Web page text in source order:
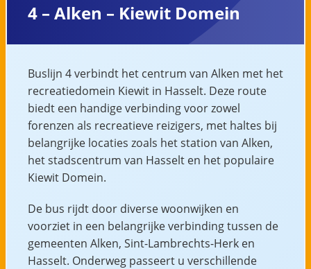
4 – Alken – Kiewit Domein
Buslijn 4 verbindt het centrum van Alken met het
recreatiedomein Kiewit in Hasselt. Deze route
biedt een handige verbinding voor zowel
forenzen als recreatieve reizigers, met haltes bij
belangrijke locaties zoals het station van Alken,
het stadscentrum van Hasselt en het populaire
Kiewit Domein.
De bus rijdt door diverse woonwijken en
voorziet in een belangrijke verbinding tussen de
gemeenten Alken, Sint-Lambrechts-Herk en
Hasselt. Onderweg passeert u verschillende